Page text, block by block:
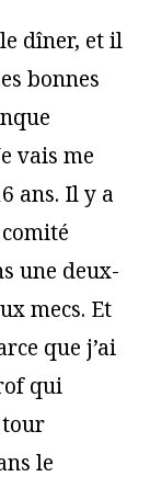
dîner, et il
bonnes
vais me
ans. Il y a
une deux-
mecs. Et
que j’ai
qui
tour
le